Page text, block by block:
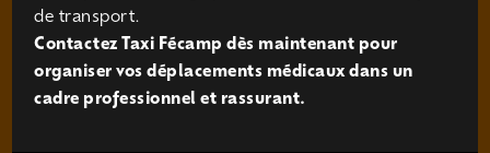
de transport.
Contactez Taxi Fécamp dès maintenant pour
organiser vos déplacements médicaux dans un
cadre professionnel et rassurant.